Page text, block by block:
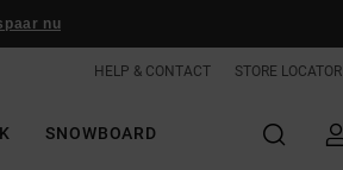
nu
HELP & CONTACT STORE LOCATOR
SNOWBOARD